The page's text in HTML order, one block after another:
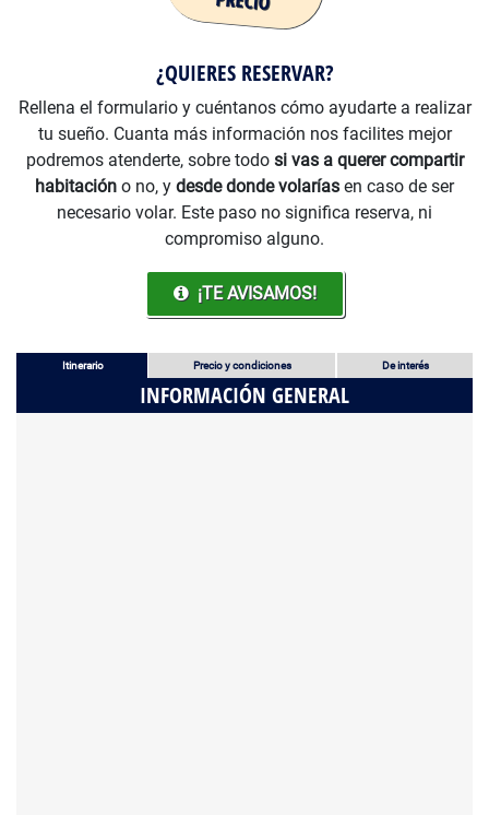
¿QUIERES RESERVAR?
Rellena el formulario y cuéntanos cómo ayudarte a realizar
tu sueño. Cuanta más información nos facilites mejor
podremos atenderte, sobre todo si vas a querer compartir
habitación o no, y desde donde volarías en caso de ser
necesario volar. Este paso no significa reserva, ni
compromiso alguno.
¡TE AVISAMOS!
Itinerario Precio y condiciones De interés
INFORMACIÓN GENERAL